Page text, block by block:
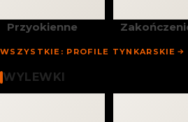
Przyokienne
WSZYSTKIE: PROFILE TYNKARSKIE
WYLEWKI